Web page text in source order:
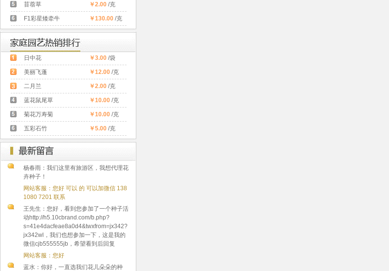
苜蓿草 ￥2.00/克
F1彩星矮牵牛 ￥130.00/克
日中花 ￥3.00/袋
美丽飞蓬 ￥12.00/克
二月兰 ￥2.00/克
蓝花鼠尾草 ￥10.00/克
菊花万寿菊 ￥10.00/克
五彩石竹 ￥5.00/克
杨春雨：我们这里有旅游区，我想代理花
卉种子！
网站客服：您好 可以 的 可以加微信 138
1080 7201 联系
王先生：您好，看到您参加了一个种子活
动http://h5.10cbrand.com/b.php?
s=41e4dacfeae8a0d4&twxfrom=jx342?
jx342wl，我们也想参加一下，这是我的
微信cjb555555jb，希望看到后回复
网站客服：您好
蓝水：你好，一直选我们花儿朵朵的种